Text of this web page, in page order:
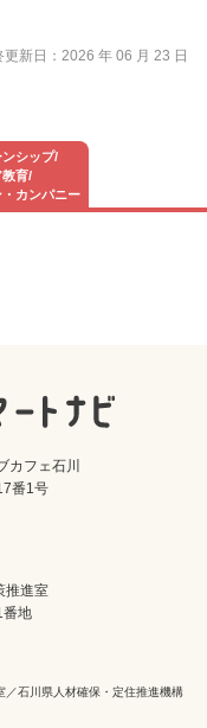
更新日：2026 年 06 月 23 日
ンシップ/
教育/
・カンパニー
カフェ石川
番1号
推進室
番地
石川県人材確保・定住推進機構